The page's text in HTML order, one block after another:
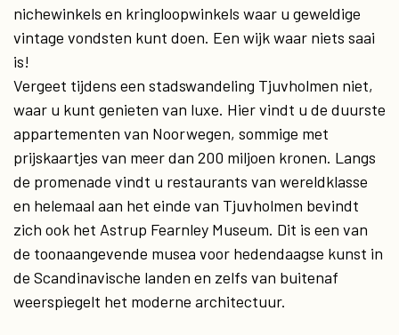
nichewinkels en kringloopwinkels waar u geweldige
vintage vondsten kunt doen. Een wijk waar niets saai
is!
Vergeet tijdens een stadswandeling Tjuvholmen niet,
waar u kunt genieten van luxe. Hier vindt u de duurste
appartementen van Noorwegen, sommige met
prijskaartjes van meer dan 200 miljoen kronen. Langs
de promenade vindt u restaurants van wereldklasse
en helemaal aan het einde van Tjuvholmen bevindt
zich ook het Astrup Fearnley Museum. Dit is een van
de toonaangevende musea voor hedendaagse kunst in
de Scandinavische landen en zelfs van buitenaf
weerspiegelt het moderne architectuur.